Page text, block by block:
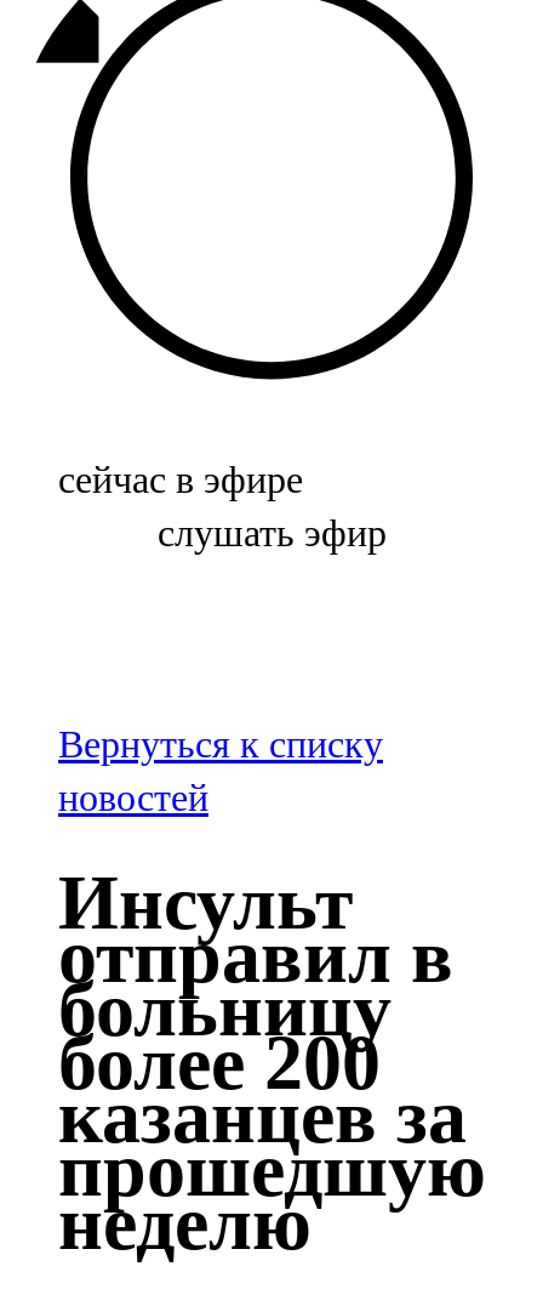
Базарлы матак
107,1 FM
Балык бистәсе
104,9 FM
Баулы
107,5 FM
Биләр
Болгар
100,3 FM
Зәй
106,6 FM
Кадыбаш
105,2 FM
Казан
91,5 FM
Кайбыч
106,1 FM
Кама тамагы
71,51 FM
сейчас в эфире
слушать эфир
Вернуться к списку
новостей
Инсульт
отправил в
больницу
более 200
казанцев за
прошедшую
неделю